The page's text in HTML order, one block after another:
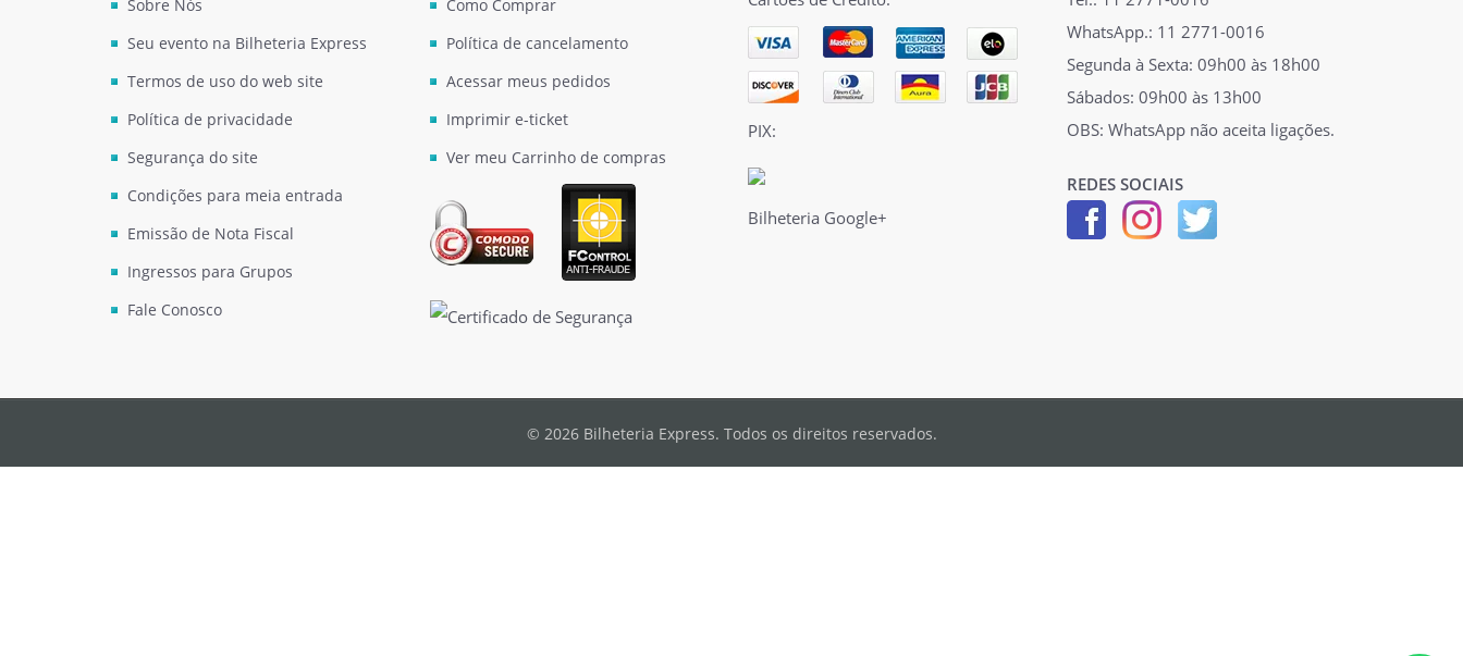
Sobre Nós
Seu evento na Bilheteria Express
Termos de uso do web site
Política de privacidade
Segurança do site
Condições para meia entrada
Emissão de Nota Fiscal
Ingressos para Grupos
Fale Conosco
Como Comprar
Política de cancelamento
Acessar meus pedidos
Imprimir e-ticket
Ver meu Carrinho de compras
PIX:
Bilheteria Google+
WhatsApp.: 11 2771-0016
Segunda à Sexta: 09h00 às 18h00
Sábados: 09h00 às 13h00
OBS: WhatsApp não aceita ligações.
REDES SOCIAIS
© 2026 Bilheteria Express. Todos os direitos reservados.